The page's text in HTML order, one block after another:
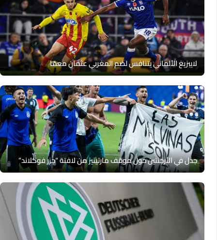
لايبزيغ الألماني يتنافس لضم المغربي عثمان معمّا
جدل في الأرجنتين حول موقف مارتينيز من لافتة “جزر فوكلاند”